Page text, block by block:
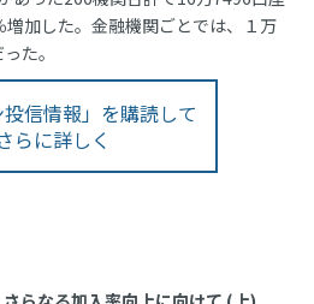
増加した。金融機関ごとでは、１万
た。
投信情報」を購読して
らに詳しく